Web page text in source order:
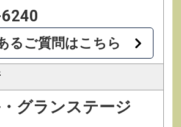
るご質問はこちら
グランステージ